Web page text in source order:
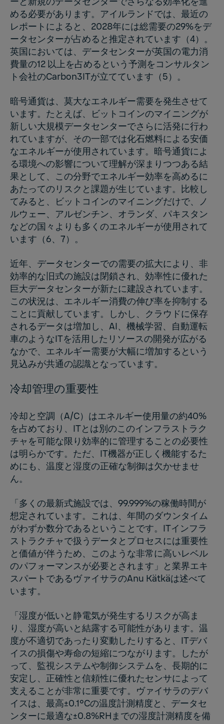
める必要があります。アイルランドでは、最近の
レポートによると、2028年には総需要の29%をデ
ータセンターが占めると推定されています（4）。
英国においては、データセンターが英国の電力消
費量の12 以上を占めるという予測をコンサルタン
ト会社のCarbon3ITが立てています（5）。
暗号通貨は、莫大なエネルギー需要を発生させて
います。たとえば、ビットコインのマイニングが
新しい大規模データセンターでさらに活発に行わ
れていますが、その一部では化石燃料による安価
なエネルギーが使用されています。暗号通貨によ
る環境への影響について理解が深まりつつある結
果として、この分野でエネルギー効率を高めるに
あたってのリスクと課題が生じています。比較し
てみると、ビットコインのマイニングだけで、ノ
ルウェー、アルゼンチン、オランダ、パキスタン
などの国々よりも多くのエネルギーが使用されて
います（6、7）。
近年、データセンターでの需要の拡大により、非
効率的な旧式の施設は閉鎖され、効率性に優れた
巨大データセンターが新たに建設されています。
この状況は、エネルギー消費の伸び率を抑制する
ことに貢献しています。しかし、クラウドに保存
されるデータは増加し、AI、機械学習、自動運転
車のようなITを活用したリソースの開発が広がる
なかで、エネルギー需要が大幅に増加するという
見込みが共通の認識となっています。
冷却管理の重要性
冷却と空調（A/C）はエネルギー使用量の約40%
を占めており、ITとは別のこのインフラストラク
チャを可能な限り効率的に管理することの必要性
は明らかです。ただ、IT機器が正しく機能するた
めにも、温度と湿度の正確な制御は欠かせませ
ん。
「多くの最新式施設では、99.999%の稼働時間が
想定されています。これは、年間のダウンタイム
がわずか数分であるということです。ITインフラ
ストラクチャで扱うデータとプロセスには重要性
と価値が伴うため、このような非常に高いレベル
のパフォーマンスが必要とされます」と業界エキ
スパートであるヴァイサラのAnu Kätkäは述べて
います。
「湿度が低いと静電気が発生するリスクが高ま
り、湿度が高いと結露する可能性があります。温
度が不適切であったり変動したりすると、ITデバ
イスの損傷や寿命の短縮につながります。したが
って、監視システムや制御システムを、長期的に
安定し、正確性と信頼性に優れたセンサによって
支えることが非常に重要です。ヴァイサラのデバ
イスは、最高±0.1°Cの温度計測精度と、データセ
ンターに最適な±0.8%RHまでの湿度計測精度を備